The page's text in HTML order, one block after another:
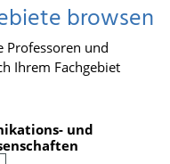
browsen
Professoren und
Ihrem Fachgebiet
und